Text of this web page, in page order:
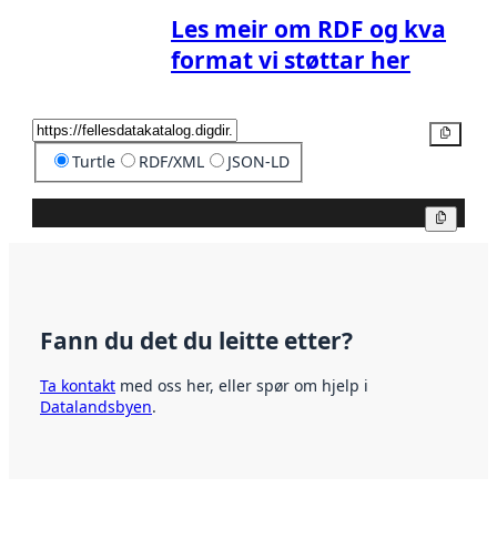
Les meir om RDF og kva
format vi støttar her
Turtle RDF/XML JSON-LD
Fann du det du leitte etter?
Ta kontakt med oss her, eller spør om hjelp i
Datalandsbyen.